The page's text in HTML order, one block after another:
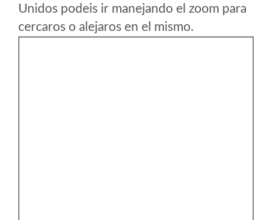
Unidos podeis ir manejando el zoom para
cercaros o alejaros en el mismo.